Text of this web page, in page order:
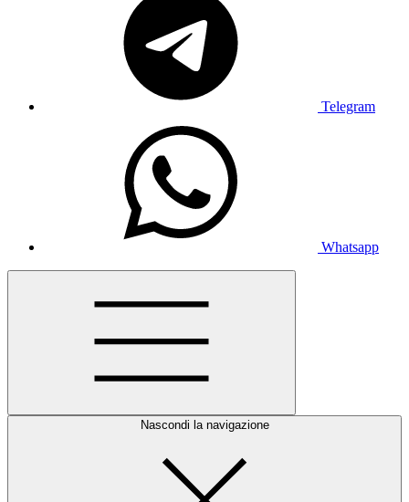
Telegram
Whatsapp
Nascondi la navigazione